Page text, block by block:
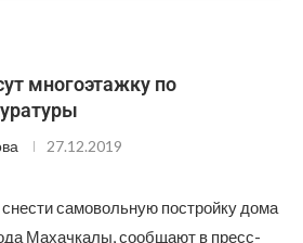
многоэтажку по
27.12.2019
самовольную постройку дома
Махачкалы, сообщают в пресс-